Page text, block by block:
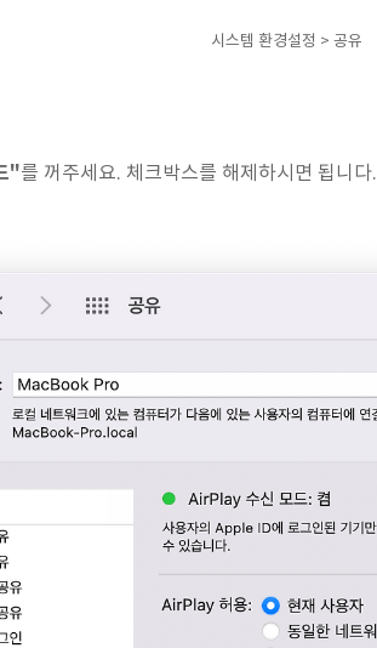
시스템 환경설정 > 공유
"를 꺼주세요. 체크박스를 해제하시면 됩니다.